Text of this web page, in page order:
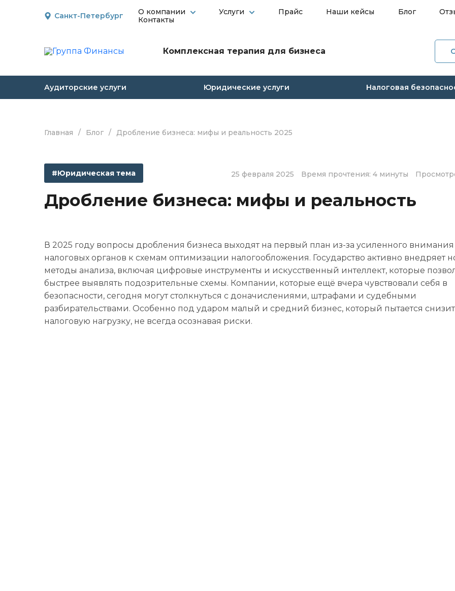
Санкт-Петербург О компании Услуги Прайс Наши кейсы Блог
Контакты
Комплексная терапия для бизнеса
О
Блог
Аудиторские услуги Юридические услуги Налоговая
Главная / Блог / Дробление бизнеса: мифы и реальность 2025
#Юридическая тема 25 февраля 2025 Время прочтения: 4 минуты
Дробление бизнеса: мифы и реальность
В 2025 году вопросы дробления бизнеса выходят на первый план из-за усиленного внимания
налоговых органов к схемам оптимизации налогообложения. Государство активно внедряет
методы анализа, включая цифровые инструменты и искусственный интеллект, которые
быстрее выявлять подозрительные схемы. Компании, которые ещё вчера чувствовали себя в
безопасности, сегодня могут столкнуться с доначислениями, штрафами и судебными
разбирательствами. Особенно под ударом малый и средний бизнес, который пытается
налоговую нагрузку, не всегда осознавая риски.